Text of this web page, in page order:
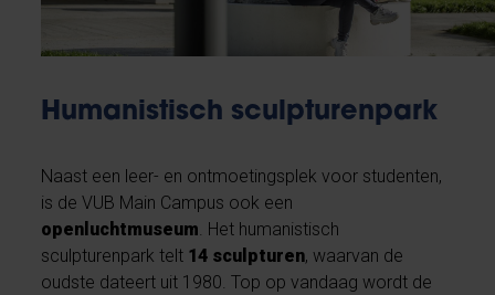
Humanistisch sculpturenpark
Naast een leer- en ontmoetingsplek voor studenten,
is de VUB Main Campus ook een
openluchtmuseum . Het humanistisch
sculpturenpark telt 14 sculpturen, waarvan de
oudste dateert uit 1980. Top op vandaag wordt de